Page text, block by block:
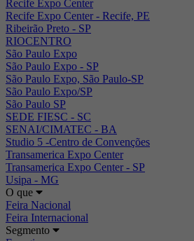
Recife Expo Center
Recife Expo Center - Recife, PE
Ribeirão Preto - SP
RIOCENTRO
São Paulo Expo
São Paulo Expo - SP
São Paulo Expo, São Paulo-SP
São Paulo Expo/SP
São Paulo SP
SEDE FIESC - SC
SENAI/CIMATEC - BA
Studio 5 -Centro de Convenções
Transamerica Expo Center
Transamerica Expo Center - SP
Usipa - MG
O que
Feira Nacional
Feira Internacional
Segmento